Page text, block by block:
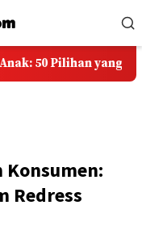
Pilihan yang Penuh
Konsumen:
Redress